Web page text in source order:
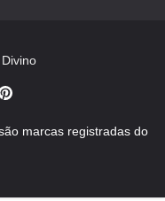
marcas registradas do